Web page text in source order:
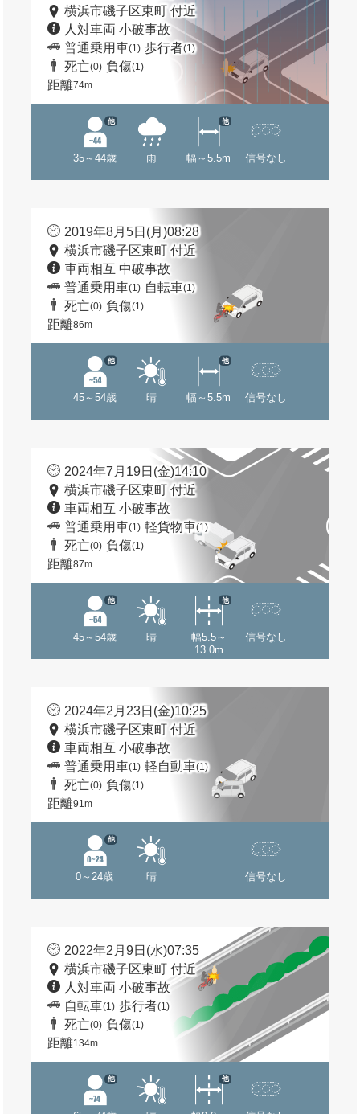
横浜市磯子区東町 付近
人対車両 小破事故
普通乗用車(1) 歩行者(1)
死亡(0) 負傷(1)
距離74m
35～44歳
他
雨 幅～5.5m
他
信号なし
2019年8月5日(月)08:28
横浜市磯子区東町 付近
車両相互 中破事故
普通乗用車(1) 自転車(1)
死亡(0) 負傷(1)
距離86m
45～54歳
他
晴 幅～5.5m
他
信号なし
2024年7月19日(金)14:10
横浜市磯子区東町 付近
車両相互 小破事故
普通乗用車(1) 軽貨物車(1)
死亡(0) 負傷(1)
距離87m
45～54歳
他
晴
幅5.5～
13.0m
他
信号なし
2024年2月23日(金)10:25
横浜市磯子区東町 付近
車両相互 小破事故
普通乗用車(1) 軽自動車(1)
死亡(0) 負傷(1)
距離91m
0～24歳
他
晴 信号なし
2022年2月9日(水)07:35
横浜市磯子区東町 付近
人対車両 小破事故
自転車(1) 歩行者(1)
死亡(0) 負傷(1)
距離134m
他 他